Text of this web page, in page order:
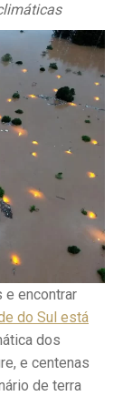
e encontrar
do Sul está
dos
e centenas
de terra